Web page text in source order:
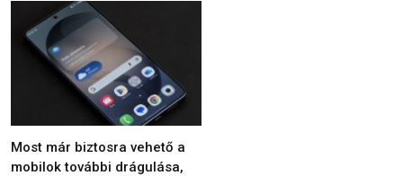
Most már biztosra vehető a
mobilok további drágulása,